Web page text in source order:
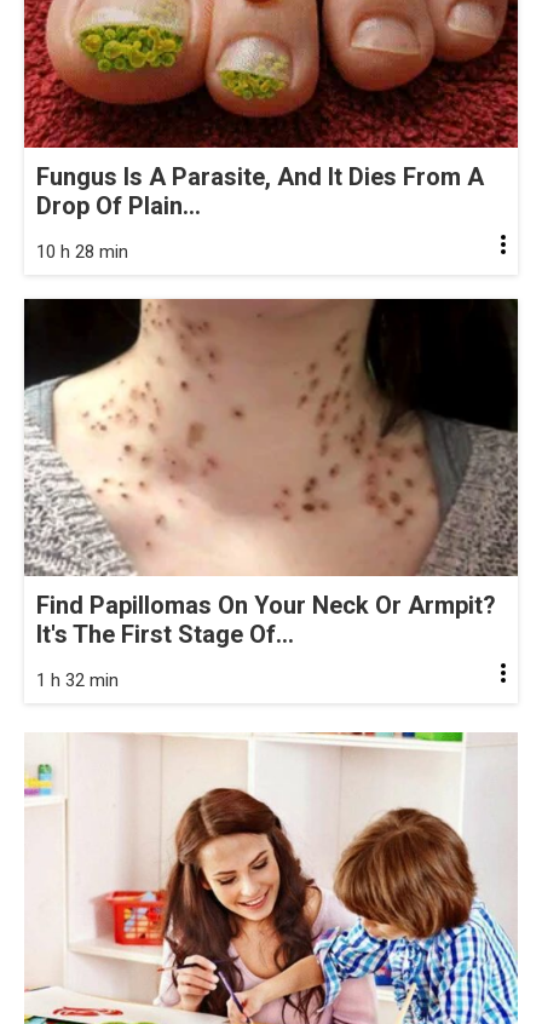
Fungus Is A Parasite, And It Dies From A
Drop Of Plain...
10 h 28 min
Find Papillomas On Your Neck Or Armpit?
It's The First Stage Of...
1 h 32 min